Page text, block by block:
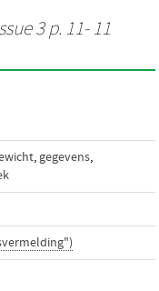
3 p. 11- 11
, gegevens,